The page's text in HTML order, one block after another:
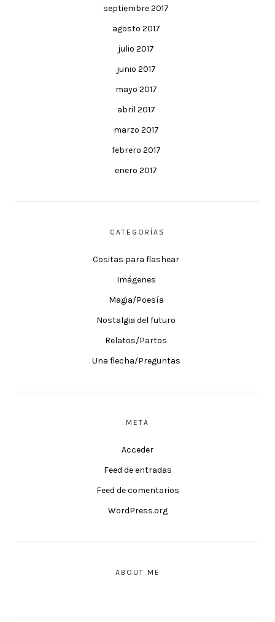
septiembre 2017
agosto 2017
julio 2017
junio 2017
mayo 2017
abril 2017
marzo 2017
febrero 2017
enero 2017
CATEGORÍAS
Cositas para flashear
Imágenes
Magia/Poesía
Nostalgia del futuro
Relatos/Partos
Una flecha/Preguntas
META
Acceder
Feed de entradas
Feed de comentarios
WordPress.org
ABOUT ME